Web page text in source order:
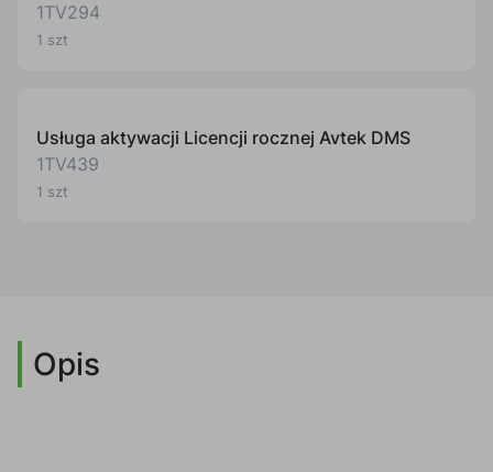
1TV294
1 szt
Usługa aktywacji Licencji rocznej Avtek DMS
1TV439
1 szt
Opis